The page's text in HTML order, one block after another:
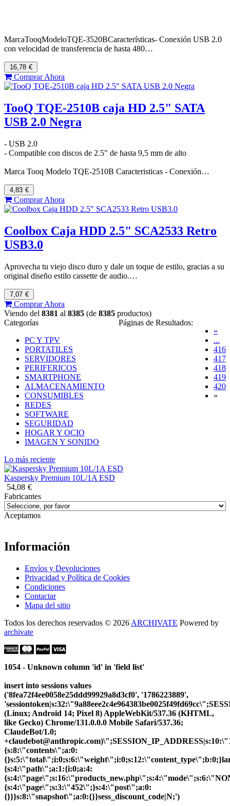
MarcaTooqModeloTQE-3520BCaracterísticas- Conexión USB 2.0
con velocidad de transferencia de hasta 480…
16,78 €
Comprar Ahora
TooQ TQE-2510B caja HD 2.5" SATA
USB 2.0 Negra
- USB 2.0
- Compatible con discos de 2.5" de hasta 9,5 mm de alto
Marca Tooq Modelo TQE-2510B Caracteristicas - Conexión…
4,83 €
Comprar Ahora
Coolbox Caja HDD 2.5" SCA2533 Retro
USB3.0
Aprovecha tu viejo disco duro y dale un toque de estilo, gracias a su
original diseño estilo cassette de audio.…
7,07 €
Comprar Ahora
Viendo del 8381 al 8385 (de 8385 productos)
«
...
416
417
418
419
420
»
Páginas de Resultados:
Categorías
PC Y TPV
PORTATILES
SERVIDORES
PERIFERICOS
SMARTPHONE
ALMACENAMIENTO
CONSUMIBLES
REDES
SOFTWARE
SEGURIDAD
HOGAR Y OCIO
IMAGEN Y SONIDO
Lo más reciente
Kaspersky Premium 10L/1A ESD
54,08 €
Fabricantes
Aceptamos
Información
Envíos y Devoluciones
Privacidad y Política de Cookies
Condiciones
Contactar
Mapa del sitio
Todos los derechos reservados © 2026 ARCHIVATE Powered by
archivate
1054 - Unknown column 'id' in 'field list'
insert into sessions values
('8fea72f4ee0058e25ddd99929a8d3cf0', '1786223889',
(Linux; Android 14; Pixel 8) AppleWebKit/537.36 (KHTML,
like Gecko) Chrome/131.0.0.0 Mobile Safari/537.36;
ClaudeBot/1.0;
{s:8:\"contents\";a:0:
{s:4:\"path\";a:1:{i:0;a:4:
{s:4:\"page\";s:3:\"452\";}s:4:\"post\";a:0:
{}}}s:8:\"snapshot\";a:0:{}}sess_discount_code|N;')